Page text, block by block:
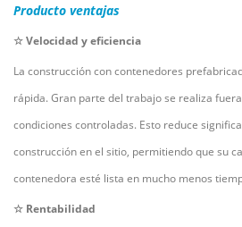
Producto ventajas
☆Velocidad y eficiencia
La construcción con contenedores
rápida. Gran parte del trabajo se realiza
condiciones controladas. Esto reduce
construcción en el sitio, permitiendo que su
contenedora esté lista en mucho menos
☆ Rentabilidad